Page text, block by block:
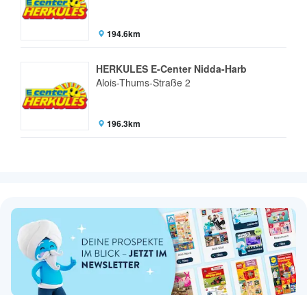
194.6km
HERKULES E-Center Nidda-Harb
Alois-Thums-Straße 2
196.3km